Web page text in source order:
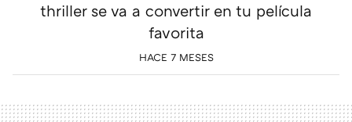
thriller se va a convertir en tu película
favorita
HACE 7 MESES